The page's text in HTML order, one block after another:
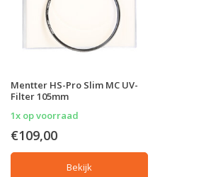
Mentter HS-Pro Slim MC UV-
Filter 105mm
1x op voorraad
€109,00
Bekijk